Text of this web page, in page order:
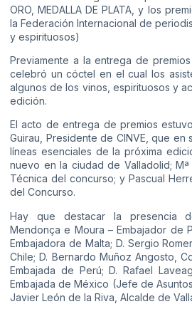
ORO, MEDALLA DE PLATA, y los
la Federación Internacional de
y espirituosos)
Previamente a la entrega de
celebró un cóctel en el cual los
algunos de los vinos, espirituosos y
edición.
El acto de entrega de premios
Guirau, Presidente de CINVE, que en
líneas esenciales de la próxima
nuevo en la ciudad de Valladolid;
Técnica del concurso; y Pascual
del Concurso.
Hay que destacar la presencia
Mendonça e Moura – Embajador de
Embajadora de Malta; D. Sergio
Chile; D. Bernardo Muñoz Angosto,
Embajada de Perú; D. Rafael
Embajada de México (Jefe de
Javier León de la Riva, Alcalde de